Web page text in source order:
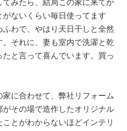
みたら、結局この家に来てか
ないくらい毎日使ってます
ふわで、やはり天日干しと全然
それに、妻も室内で洗濯と乾
と言って喜んでいます。買っ
家に合わせて、弊社リフォーム
その場で造作したオリジナル
とがわからないほどインテリ